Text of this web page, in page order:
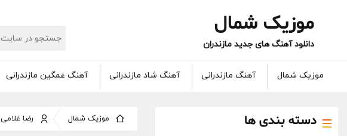
موزیک شمال
دانلود آهنگ های جدید مازندران
موزیک شمال آهنگ مازندرانی آهنگ شاد مازندرانی آهنگ غمگین مازندرانی
دسته بندی ها موزیک شمال رضا غلامی